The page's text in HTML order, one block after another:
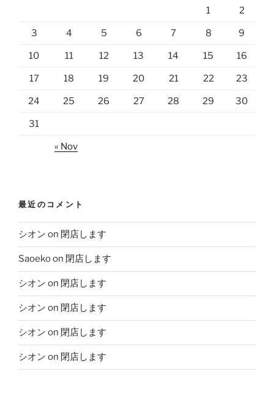
1 2
3 4 5 6 7 8 9
10 11 12 13 14 15 16
17 18 19 20 21 22 23
24 25 26 27 28 29 30
31
« Nov
最近のコメント
シオン on 閉店します
Saoekoon 閉店します
シオン on 閉店します
シオン on 閉店します
シオン on 閉店します
シオン on 閉店します